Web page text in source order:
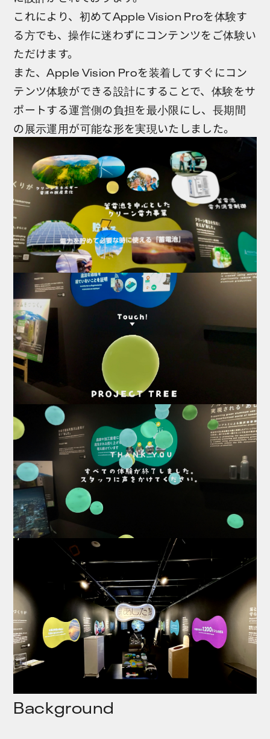
これにより、初めてApple Vision Proを体験す
る方でも、操作に迷わずにコンテンツをご体験い
ただけます。
また、Apple Vision Proを装着してすぐにコン
テンツ体験ができる設計にすることで、体験をサ
ポートする運営側の負担を最小限にし、長期間
の展示運用が可能な形を実現いたしました。
Background